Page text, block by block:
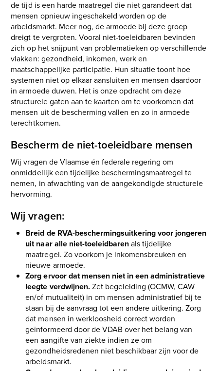
de tijd is een harde maatregel die niet garandeert dat
mensen opnieuw ingeschakeld worden op de
arbeidsmarkt. Meer nog, de armoede bij deze ​groep
dreigt te vergroten. Vooral niet-toeleidbaren bevinden
zich op het snijpunt van problematieken op verschillende
vlakken: gezondheid, inkomen, werk en
maatschappelijke participatie. Hun situatie toont hoe
systemen niet op elkaar aansluiten en mensen daardoor
in armoede duwen. Het is onze opdracht om deze
structurele gaten aan te kaarten om te voorkomen dat
mensen uit de bescherming vallen en zo in armoede
terechtkomen.
Bescherm de niet-toeleidbare mensen
Wij vragen de Vlaamse én federale regering om
onmiddellijk een tijdelijke beschermingsmaatregel te
nemen, in afwachting van de aangekondigde structurele
hervorming.
Wij vragen:
Breid de RVA-beschermingsuitkering voor jongeren
uit naar alle niet-toeleidbarenals tijdelijke
maatregel. Zo voorkom je inkomensbreuken en
nieuwe armoede.
Zorg ervoor dat mensen niet in een administratieve
leegte verdwijnen.Zet begeleiding (OCMW, CAW
en/of mutualiteit) in om mensen administratief bij te
staan bij de aanvraag tot een andere uitkering. Zorg
dat mensen in werkloosheid correct worden
geïnformeerd door de VDAB over het belang van
een aangifte van ziekte indien ze om
gezondheidsredenen niet beschikbaar zijn voor de
arbeidsmarkt.